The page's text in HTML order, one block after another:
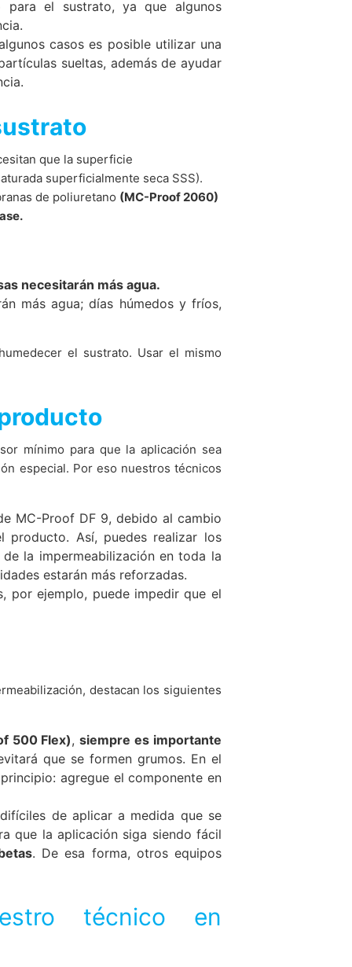
para el sustrato, ya que algunos
casos es posible utilizar una
sueltas, además de ayudar
que la superficie
superficialmente seca SSS).
de poliuretano (MC-Proof 2060)
necesitarán más agua.
más agua; días húmedos y fríos,
el sustrato. Usar el mismo
mínimo para que la aplicación sea
especial. Por eso nuestros técnicos
MC-Proof DF 9, debido al cambio
Así, puedes realizar los
la impermeabilización en toda la
estarán más reforzadas.
por ejemplo, puede impedir que el
destacan los siguientes
500 Flex),siempre es importante
que se formen grumos. En el
agregue el componente en
de aplicar a medida que se
que la aplicación siga siendo fácil
. De esa forma, otros equipos
técnico en
y en estos casos, puede
o un mensaje informal a MC-
Sin embargo, los datos recopilados
o en el reglamento GDPR, la
für Datenschutz und
se realizará directamente a usted,
disponibles para su recepción.
sus datos almacenados. También
web varias veces, acepta el uso de
apply.